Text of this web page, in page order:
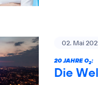
02. Mai
20 JAHRE O2:
Die